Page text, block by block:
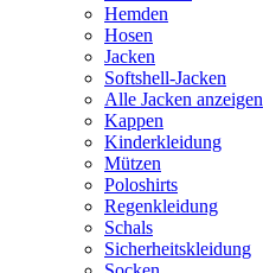
Hemden
Hosen
Jacken
Softshell-Jacken
Alle Jacken anzeigen
Kappen
Kinderkleidung
Mützen
Poloshirts
Regenkleidung
Schals
Sicherheitskleidung